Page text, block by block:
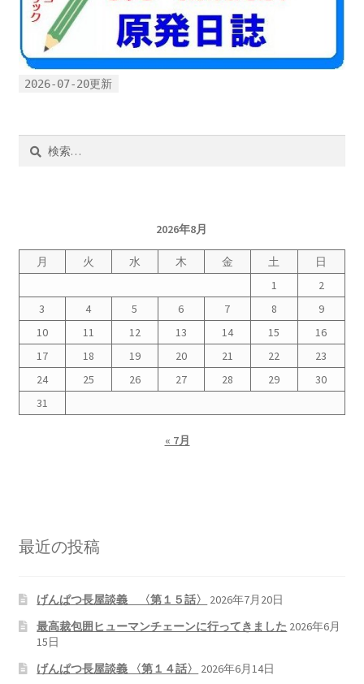
2026-07-20更新
2026年8月
月 火 水 木 金 土
日
1
2
3
4 5 6 7 8
9
10
11 12 13 14 15
16
17
18 19 20 21 22
23
24
25 26 27 28 29
30
31
« 7月
最近の投稿
げんぱつ長屋談義 〈第１５話〉
2026年7月20日
最高裁包囲ヒューマンチェーンに行ってきました 2026年6月
15日
げんぱつ長屋談義 〈第１４話〉
2026年6月14日